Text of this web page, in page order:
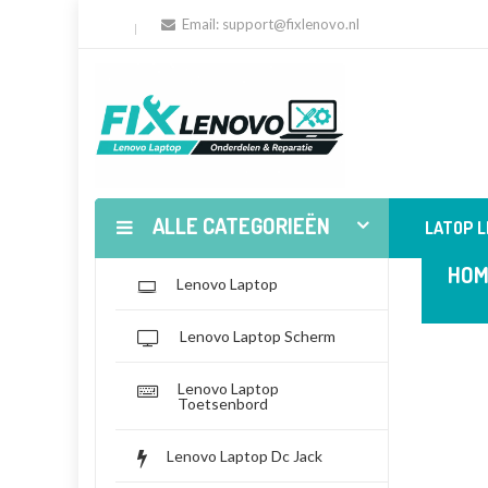
Email: support@fixlenovo.nl
ALLE CATEGORIEËN LATOP
Lenovo Laptop
Lenovo Laptop Scherm
Lenovo Laptop
Toetsenbord
Lenovo Laptop Dc Jack